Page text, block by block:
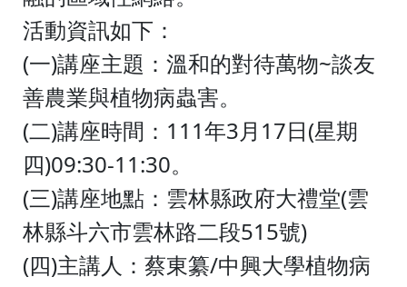
活動資訊如下：
(一)講座主題：溫和的對待萬物~談友
善農業與植物病蟲害。
(二)講座時間： 111年3 月 17 日 (星期
四)09:30-11:30。
(三)講座地點：雲林縣政府大禮堂(雲
林縣斗六市雲林路二段515號)
(四)主講人：蔡東纂/中興大學植物病